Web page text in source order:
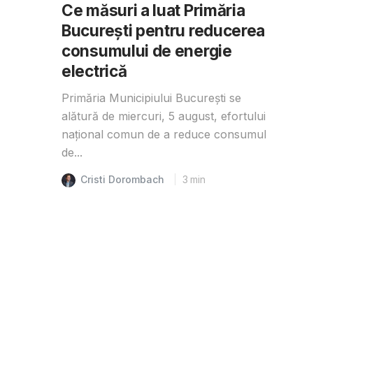
Ce măsuri a luat Primăria
București pentru reducerea
consumului de energie
electrică
Primăria Municipiului București se
alătură de miercuri, 5 august, efortului
național comun de a reduce consumul
de...
Cristi Dorombach 3 min